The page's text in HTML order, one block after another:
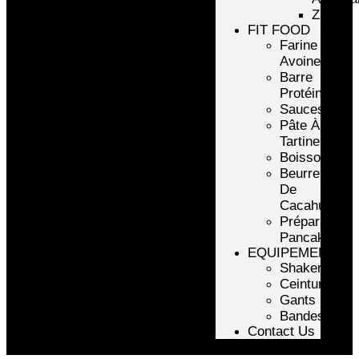
ZMA
FIT FOOD
Farine
Avoine/Riz
Barre
Protéinée
Sauces
Pâte À
Tartiner
Boissons
Beurre
De
Cacahuète
Préparation
Pancake
EQUIPEMENTS
Shakers
Ceintures
Gants
Bandes
Contact Us